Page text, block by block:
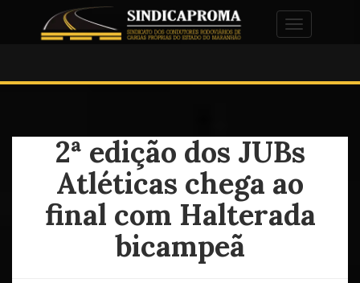
Alternar
2ª edição dos JUBs
Atléticas chega ao
final com Halterada
bicampeã